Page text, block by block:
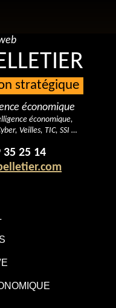
stratégique
économique
économique,
Veilles, TIC, SSI …
35 25 14